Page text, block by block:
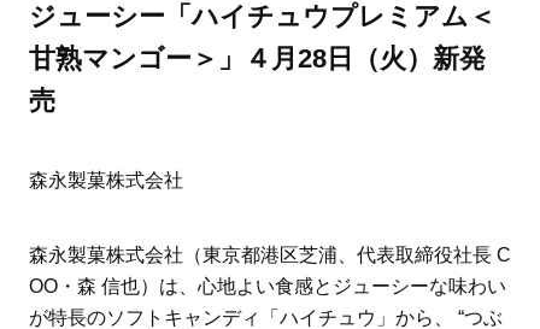
すす
ジューシー「ハイチュウプレミアム＜
甘熟マンゴー＞」４月28日（火）新発
売
森永製菓株式会社
森永製菓株式会社（東京都港区芝浦、代表取締役社長 C
OO・森 信也）は、心地よい食感とジューシーな味わい
が特長のソフトキャンディ「ハイチュウ」から、 “つぶ